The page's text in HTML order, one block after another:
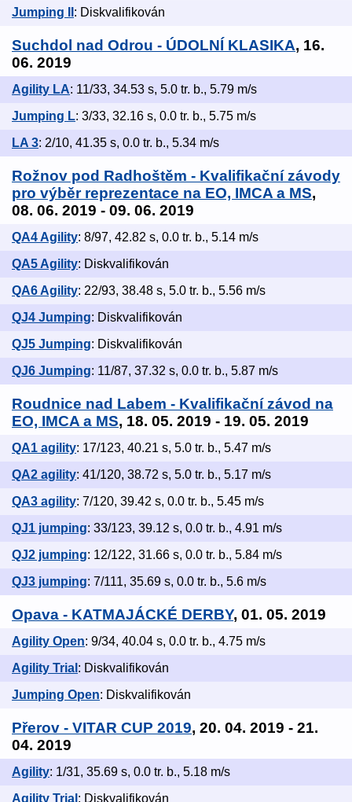
Jumping II : Diskvalifikován
Suchdol nad Odrou - ÚDOLNÍ KLASIKA, 16.
06. 2019
Agility LA: 11/33, 34.53 s, 5.0 tr. b., 5.79 m/s
Jumping L: 3/33, 32.16 s, 0.0 tr. b., 5.75 m/s
LA 3: 2/10, 41.35 s, 0.0 tr. b., 5.34 m/s
Rožnov pod Radhoštěm - Kvalifikační závody
pro výběr reprezentace na EO, IMCA a MS,
08. 06. 2019 - 09. 06. 2019
QA4 Agility: 8/97, 42.82 s, 0.0 tr. b., 5.14 m/s
QA5 Agility: Diskvalifikován
QA6 Agility: 22/93, 38.48 s, 5.0 tr. b., 5.56 m/s
QJ4 Jumping: Diskvalifikován
QJ5 Jumping: Diskvalifikován
QJ6 Jumping: 11/87, 37.32 s, 0.0 tr. b., 5.87 m/s
Roudnice nad Labem - Kvalifikační závod na
EO, IMCA a MS, 18. 05. 2019 - 19. 05. 2019
QA1 agility: 17/123, 40.21 s, 5.0 tr. b., 5.47 m/s
QA2 agility: 41/120, 38.72 s, 5.0 tr. b., 5.17 m/s
QA3 agility: 7/120, 39.42 s, 0.0 tr. b., 5.45 m/s
QJ1 jumping: 33/123, 39.12 s, 0.0 tr. b., 4.91 m/s
QJ2 jumping: 12/122, 31.66 s, 0.0 tr. b., 5.84 m/s
QJ3 jumping: 7/111, 35.69 s, 0.0 tr. b., 5.6 m/s
Opava - KATMAJÁCKÉ DERBY, 01. 05. 2019
Agility Open: 9/34, 40.04 s, 0.0 tr. b., 4.75 m/s
Agility Trial : Diskvalifikován
Jumping Open: Diskvalifikován
Přerov - VITAR CUP 2019, 20. 04. 2019 - 21.
04. 2019
Agility: 1/31, 35.69 s, 0.0 tr. b., 5.18 m/s
Agility Trial : Diskvalifikován